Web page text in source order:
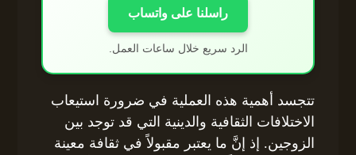
راسلنا على واتساب
الرد سريع خلال ساعات العمل.
تتجسد أهمية هذه العملية في ضرورة استيعاب
الاختلافات الثقافية والدينية التي قد توجد بين
الزوجين. إذ إنَّ ما يعتبر مقبولاً في ثقافة معينة